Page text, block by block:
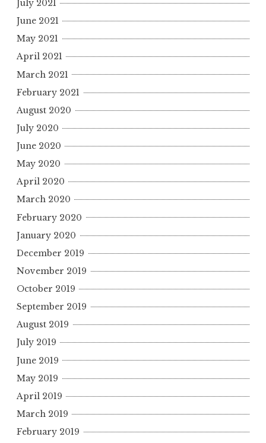
July 2021
June 2021
May 2021
April 2021
March 2021
February 2021
August 2020
July 2020
June 2020
May 2020
April 2020
March 2020
February 2020
January 2020
December 2019
November 2019
October 2019
September 2019
August 2019
July 2019
June 2019
May 2019
April 2019
March 2019
February 2019